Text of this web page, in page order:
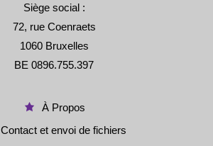
Siège social :
72, rue Coenraets
1060 Bruxelles
BE 0896.755.397
À Propos
Contact et envoi de fichiers